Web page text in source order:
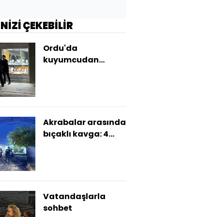
ÇEKEBİLİR
Ordu'da
kuyumcudan
Akrabalar arasında
bıçaklı kavga: 4
Vatandaşlarla
sohbet